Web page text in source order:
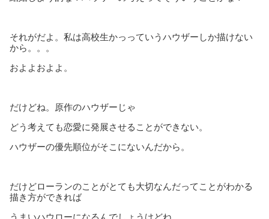
それがだよ。私は高校生かっっていうハウザーしか描けない
から。。。
およよおよよ。
だけどね。原作のハウザーじゃ
どう考えても恋愛に発展させることができない。
ハウザーの優先順位がそこにないんだから。
だけどローランのことがとても大切なんだってことがわかる
描き方ができれば
うまいハウローになるんでしょうけどね。